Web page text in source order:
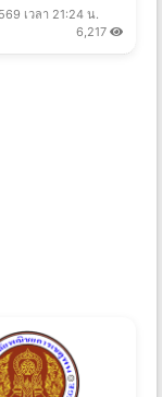
เวลา 21:24 น.
6,217